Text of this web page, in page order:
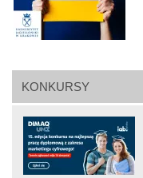
KONKURSY